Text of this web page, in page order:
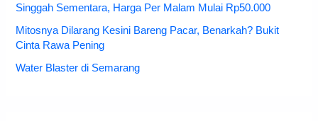
Singgah Sementara, Harga Per Malam Mulai Rp50.000
Mitosnya Dilarang Kesini Bareng Pacar, Benarkah? Bukit
Cinta Rawa Pening
Water Blaster di Semarang